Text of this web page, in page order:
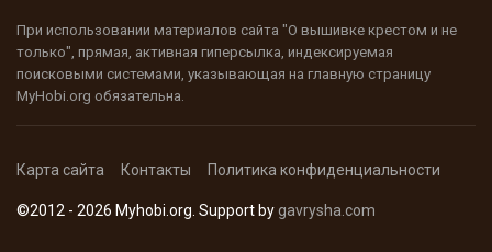
При использовании материалов сайта "О вышивке крестом и не
только", прямая, активная гиперсылка, индексируемая
поисковыми системами, указывающая на главную страницу
MyHobi.org обязательна.
Карта сайта Контакты Политика конфиденциальности
©2012 - 2026 Myhobi.org. Support bygavrysha.com